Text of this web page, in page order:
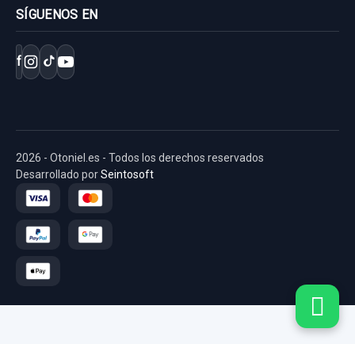
Ref:765867
40,00 €
Sin IVA, gastos de envío no incluidos.
SÍGUENOS EN
f
2026 - Otoniel.es - Todos los derechos reservados
Desarrollado porSeintosoft